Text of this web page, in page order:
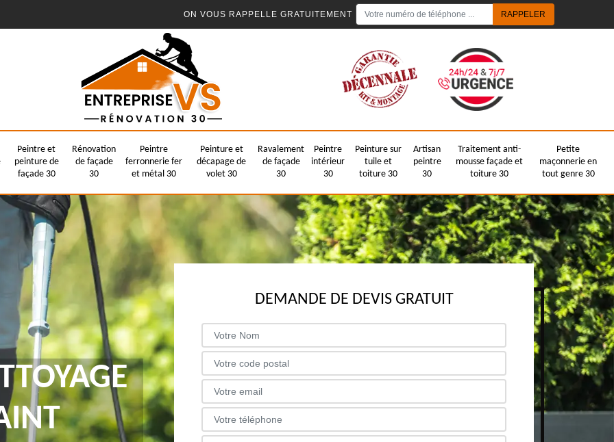
ON VOUS RAPPELLE GRATUITEMENT
Peintre et
peinture de
façade 30
Rénovation
de façade
30
Peintre
ferronnerie fer
et métal 30
Peinture et
décapage de
volet 30
Ravalement
de façade
30
Peintre
intérieur
30
Peinture sur
tuile et
toiture 30
Artisan
peintre
30
Traitement anti-
mousse façade et
toiture 30
Petite
maçonnerie en
tout genre 30
DEMANDE DE DEVIS GRATUIT